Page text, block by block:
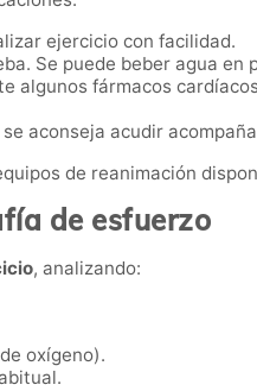
ejercicio con facilidad.
Se puede beber agua en
algunos fármacos
aconseja acudir
de reanimación
de esfuerzo
, analizando:
oxígeno).